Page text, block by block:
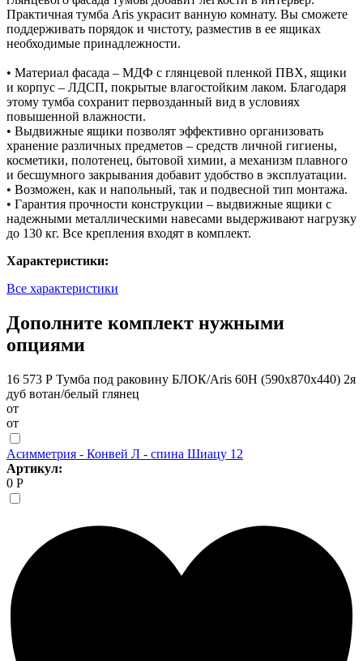
Практичная тумба Aris украсит ванную комнату. Вы сможете
поддерживать порядок и чистоту, разместив в ее ящиках
необходимые принадлежности.
• Материал фасада – МДФ с глянцевой пленкой ПВХ, ящики
и корпус – ЛДСП, покрытые влагостойким лаком. Благодаря
этому тумба сохранит первозданный вид в условиях
повышенной влажности.
• Выдвижные ящики позволят эффективно организовать
хранение различных предметов – средств личной гигиены,
косметики, полотенец, бытовой химии, а механизм плавного
и бесшумного закрывания добавит удобство в эксплуатации.
• Возможен, как и напольный, так и подвесной тип монтажа.
• Гарантия прочности конструкции – выдвижные ящики с
надежными металлическими навесами выдерживают нагрузку
до 130 кг. Все крепления входят в комплект.
Характеристики:
Все характеристики
Дополните комплект нужными
опциями
16 573 Р Тумба под раковину БЛОК/Aris 60Н (590х870х440) 2я
дуб вотан/белый глянец
от
от
Асимметрия - Конвей Л - спина Шиацу 12
Артикул:
0 Р